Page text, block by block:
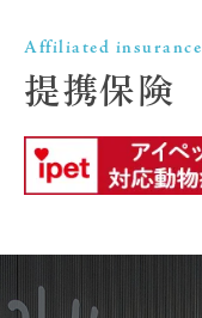
Affiliated insurance
提携保険